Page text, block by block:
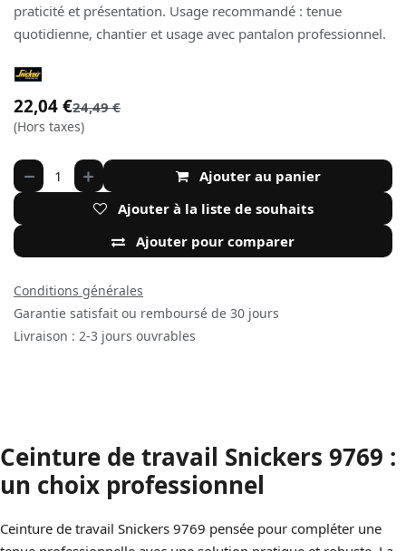
praticité et présentation. Usage recommandé : tenue
quotidienne, chantier et usage avec pantalon professionnel.
22,04 €24,49€
(Hors taxes)
Ajouter au panier
Ajouter pour comparer
Ajouter à la liste de souhaits
Conditions générales
Garantie satisfait ou remboursé de 30 jours
Livraison : 2-3 jours ouvrables
Ceinture de travail Snickers 9769 :
un choix professionnel
Ceinture de travail Snickers 9769 pensée pour compléter une